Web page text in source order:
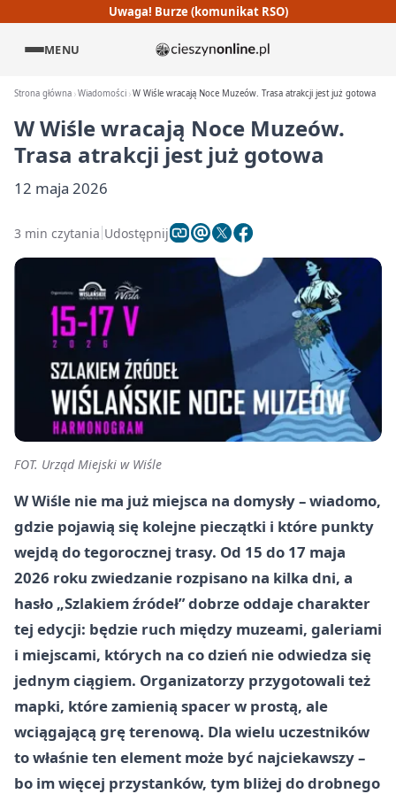
Uwaga! Burze (komunikat RSO)
MENU
Strona główna Wiadomości W Wiśle wracają Noce Muzeów. Trasa atrakcji jest już gotowa
W Wiśle wracają Noce Muzeów.
Trasa atrakcji jest już gotowa
12 maja 2026
3 min czytania Udostępnij
FOT. Urząd Miejski w Wiśle
W Wiśle nie ma już miejsca na domysły – wiadomo,
gdzie pojawią się kolejne pieczątki i które punkty
wejdą do tegorocznej trasy. Od 15 do 17 maja
2026 roku zwiedzanie rozpisano na kilka dni, a
hasło „Szlakiem źródeł” dobrze oddaje charakter
tej edycji: będzie ruch między muzeami, galeriami
i miejscami, których na co dzień nie odwiedza się
jednym ciągiem. Organizatorzy przygotowali też
mapki, które zamienią spacer w prostą, ale
wciągającą grę terenową. Dla wielu uczestników
to właśnie ten element może być najciekawszy –
bo im więcej przystanków, tym bliżej do drobnego